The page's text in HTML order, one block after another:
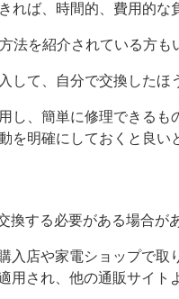
れば、時間的、費用的な
法を紹介されている方
して、自分で交換したほ
し、簡単に修理できる
を明確にしておくと良い
する必要がある場合が
入店や家電ショップで
用され、他の通販サイ